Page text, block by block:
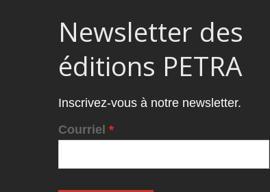
Newsletter des
éditions PETRA
Inscrivez-vous à notre newsletter.
Courriel *